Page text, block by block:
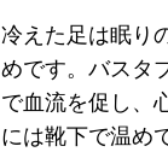
冷えた足は眠り
めです。バスタ
で血流を促し、
には靴下で温め